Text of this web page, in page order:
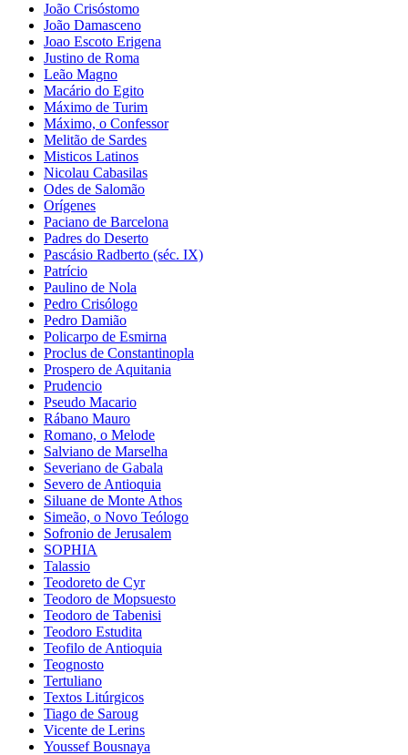
João Crisóstomo
João Damasceno
Joao Escoto Erigena
Justino de Roma
Leão Magno
Macário do Egito
Máximo de Turim
Máximo, o Confessor
Melitão de Sardes
Misticos Latinos
Nicolau Cabasilas
Odes de Salomão
Orígenes
Paciano de Barcelona
Padres do Deserto
Pascásio Radberto (séc. IX)
Patrício
Paulino de Nola
Pedro Crisólogo
Pedro Damião
Policarpo de Esmirna
Proclus de Constantinopla
Prospero de Aquitania
Prudencio
Pseudo Macario
Rábano Mauro
Romano, o Melode
Salviano de Marselha
Severiano de Gabala
Severo de Antioquia
Siluane de Monte Athos
Simeão, o Novo Teólogo
Sofronio de Jerusalem
SOPHIA
Talassio
Teodoreto de Cyr
Teodoro de Mopsuesto
Teodoro de Tabenisi
Teodoro Estudita
Teofilo de Antioquia
Teognosto
Tertuliano
Textos Litúrgicos
Tiago de Saroug
Vicente de Lerins
Youssef Bousnaya